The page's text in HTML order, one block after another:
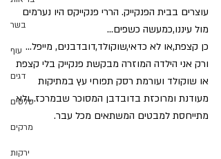
בשר
עוף
דגים
סלטים
מרקים
ירקות
עוצרים בבית הפנקייק. הררי פנקייקס היו נערמים
מול עיננו,כמעשה כשפים...
כן קצפת,או לא כדאי,שוקולד,דובדבנים, מייפל...
ורק אני הילדה המוזרה מבקשת פנקייק בלי קצפת
או שוקולד ועורמת רסק תפוחי עץ במתיקות
מעודנת ומרוכזת בדובדבן המסוכר שבמרכז...ולא
מתייחסת למבטים המשתאים מכל עבר.